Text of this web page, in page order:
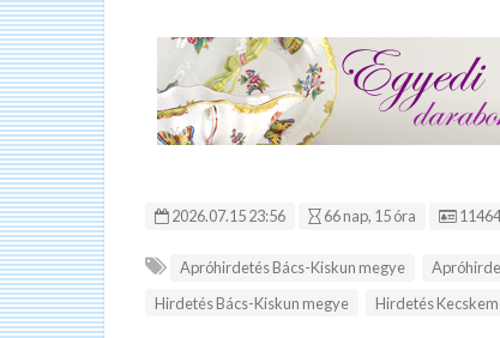
2026.07.15 23:56 66 nap, 15 óra
Apróhirdetés Bács-Kiskun megye
Hirdetés Bács-Kiskun megye
Hirdetés